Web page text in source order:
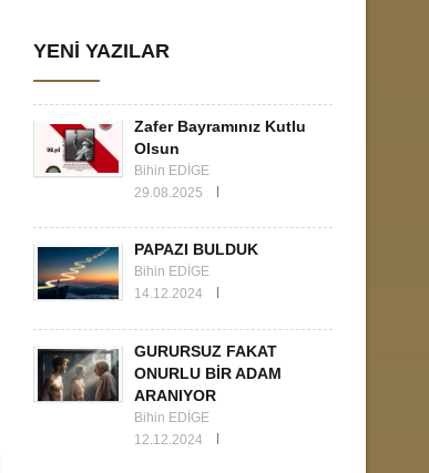
YENİ YAZILAR
Zafer Bayramınız Kutlu
Olsun
Bihin EDİGE
29.08.2025
PAPAZI BULDUK
Bihin EDİGE
14.12.2024
GURURSUZ FAKAT
ONURLU BİR ADAM
ARANIYOR
Bihin EDİGE
12.12.2024